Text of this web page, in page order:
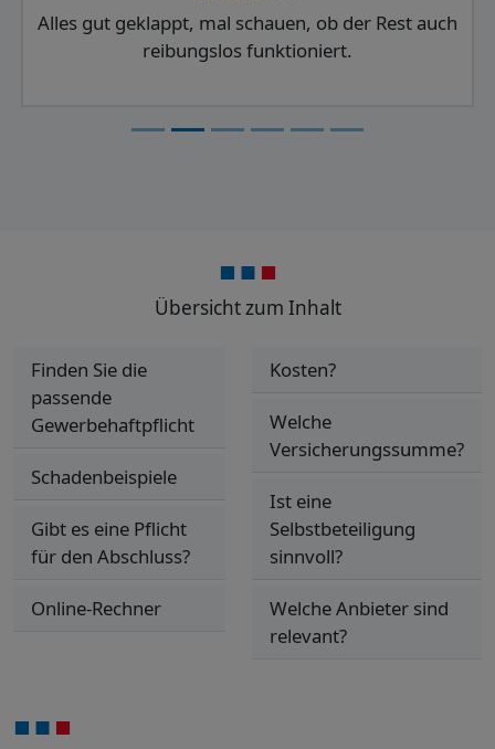
Alles gut geklappt, mal schauen, ob der Rest auch
reibungslos funktioniert.
Übersicht zum Inhalt
Finden Sie die
passende
Gewerbehaftpflicht
Schadenbeispiele
Gibt es eine Pflicht
für den Abschluss?
Online-Rechner
Kosten?
Welche
Versicherungssumme?
Ist eine
Selbstbeteiligung
sinnvoll?
Welche Anbieter sind
relevant?